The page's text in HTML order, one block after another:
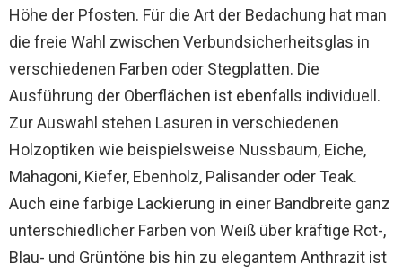
Höhe der Pfosten. Für die Art der Bedachung hat man
die freie Wahl zwischen Verbundsicherheitsglas in
verschiedenen Farben oder Stegplatten. Die
Ausführung der Oberflächen ist ebenfalls individuell.
Zur Auswahl stehen Lasuren in verschiedenen
Holzoptiken wie beispielsweise Nussbaum, Eiche,
Mahagoni, Kiefer, Ebenholz, Palisander oder Teak.
Auch eine farbige Lackierung in einer Bandbreite ganz
unterschiedlicher Farben von Weiß über kräftige Rot-,
Blau- und Grüntöne bis hin zu elegantem Anthrazit ist